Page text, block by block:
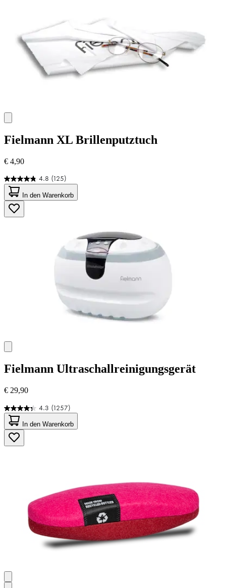
Fielmann XL Brillenputztuch
€ 4,90
4.8 (125)
4.8
von
5
Sternen.
125
In den Warenkorb
Fielmann Ultraschallreinigungsgerät
€ 29,90
4.3 (1257)
4.3
von
5
Sternen.
1257
In den Warenkorb